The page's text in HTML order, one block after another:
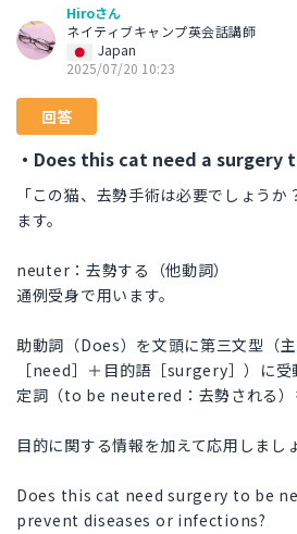
Hiroさん
ネイティブキャンプ英会話講師
Japan
2025/07/20 10:23
回答
・Does this cat need a surgery
「この猫、去勢手術は必要でしょう
ます。
neuter：去勢する（他動詞）
通例受身で用います。
助動詞（Does）を文頭に第三文型（
［need］＋目的語［surgery］）に
定詞（to be neutered：去勢される）
目的に関する情報を加えて応用しましょ
Does this cat need surgery to be
prevent diseases or infections?